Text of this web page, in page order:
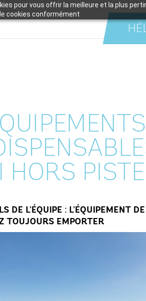
pour vous offrir la meilleure et la plus
cookies conformément
HORS
DE L’ÉQUIPE : L’ÉQUIPEMENT
TOUJOURS EMPORTER